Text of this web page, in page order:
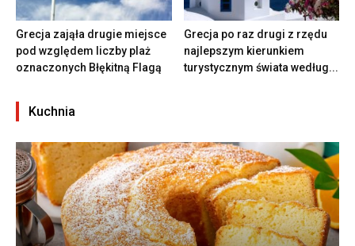
Grecja zająła drugie miejsce
pod względem liczby plaż
oznaczonych Błękitną Flagą
Grecja po raz drugi z rzędu
najlepszym kierunkiem
turystycznym świata według...
Kuchnia